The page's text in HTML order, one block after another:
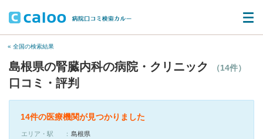
« 全国の検索結果
島根県の腎臓内科の病院・クリニック （14件）
口コミ・評判
14件の医療機関が見つかりました
エリア・駅
島根県